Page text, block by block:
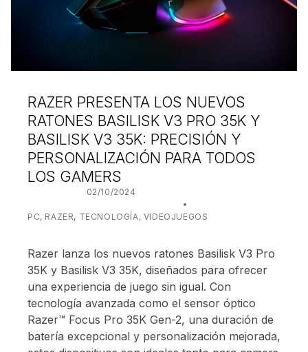
RAZER PRESENTA LOS NUEVOS
RATONES BASILISK V3 PRO 35K Y
BASILISK V3 35K: PRECISIÓN Y
PERSONALIZACIÓN PARA TODOS
LOS GAMERS
02/10/2024
PC, RAZER, TECNOLOGÍA , VIDEOJUEGOS
Razer lanza los nuevos ratones Basilisk V3 Pro
35K y Basilisk V3 35K, diseñados para ofrecer
una experiencia de juego sin igual. Con
tecnología avanzada como el sensor óptico
Razer™ Focus Pro 35K Gen-2, una duración de
batería excepcional y personalización mejorada,